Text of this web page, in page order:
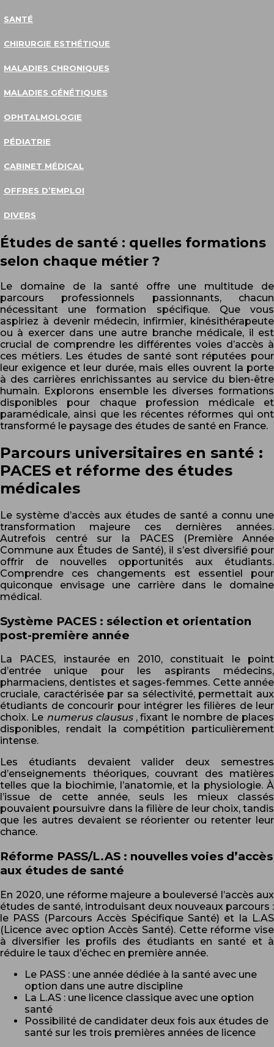
SANTÉ
CHIRURGIE ESTHÉTIQUE
MALADIES CHRONIQUES
MALADIES GÉNÉTIQUES
OPHTALMOLOGIE
PÉDIATRIE
CABINET MÉDICAL
OFFRES D’EMPLOI
DIVERS
Études de santé : quelles formations
selon chaque métier ?
Le domaine de la santé offre une multitude de
parcours professionnels passionnants, chacun
nécessitant une formation spécifique. Que vous
aspiriez à devenir médecin, infirmier, kinésithérapeute
ou à exercer dans une autre branche médicale, il est
crucial de comprendre les différentes voies d’accès à
ces métiers. Les études de santé sont réputées pour
leur exigence et leur durée, mais elles ouvrent la porte
à des carrières enrichissantes au service du bien-être
humain. Explorons ensemble les diverses formations
disponibles pour chaque profession médicale et
paramédicale, ainsi que les récentes réformes qui ont
transformé le paysage des études de santé en France.
Parcours universitaires en santé :
PACES et réforme des études
médicales
Le système d’accès aux études de santé a connu une
transformation majeure ces dernières années.
Autrefois centré sur la PACES (Première Année
Commune aux Études de Santé), il s’est diversifié pour
offrir de nouvelles opportunités aux étudiants.
Comprendre ces changements est essentiel pour
quiconque envisage une carrière dans le domaine
médical.
Système PACES : sélection et orientation
post-première année
La PACES, instaurée en 2010, constituait le point
d’entrée unique pour les aspirants médecins,
pharmaciens, dentistes et sages-femmes. Cette année
cruciale, caractérisée par sa sélectivité, permettait aux
étudiants de concourir pour intégrer les filières de leur
choix. Le numerus clausus , fixant le nombre de places
disponibles, rendait la compétition particulièrement
intense.
Les étudiants devaient valider deux semestres
d’enseignements théoriques, couvrant des matières
telles que la biochimie, l’anatomie, et la physiologie. À
l’issue de cette année, seuls les mieux classés
pouvaient poursuivre dans la filière de leur choix, tandis
que les autres devaient se réorienter ou retenter leur
chance.
Réforme PASS/L.AS : nouvelles voies d’accès
aux études de santé
En 2020, une réforme majeure a bouleversé l’accès aux
études de santé, introduisant deux nouveaux parcours :
le PASS (Parcours Accès Spécifique Santé) et la L.AS
(Licence avec option Accès Santé). Cette réforme vise
à diversifier les profils des étudiants en santé et à
réduire le taux d’échec en première année.
Le PASS : une année dédiée à la santé avec une
option dans une autre discipline
La L.AS : une licence classique avec une option
santé
Possibilité de candidater deux fois aux études de
santé sur les trois premières années de licence